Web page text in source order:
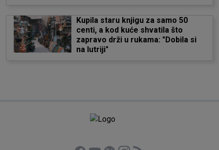
Kupila staru knjigu za samo 50
centi, a kod kuće shvatila što
zapravo drži u rukama: "Dobila si
na lutriji"